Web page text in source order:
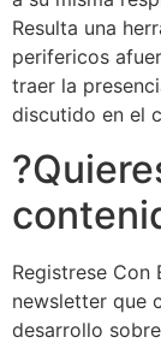
Resulta una
perifericos
traer la
discutido en el
Registrese Con
newsletter que
desarrollo